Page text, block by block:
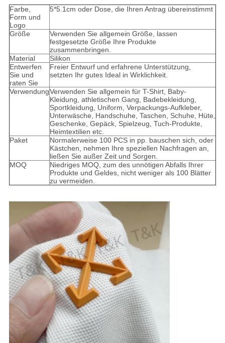
Farbe,
Form und
Logo
5*5.1cm oder Dose, die Ihren Antrag übereinstimmt
Größe
Verwenden Sie allgemein Größe, lassen
festgesetzte Größe Ihre Produkte
zusammenbringen.
Material
Silikon
Entwerfen
Sie und
raten Sie
Freier Entwurf und erfahrene Unterstützung,
setzten Ihr gutes Ideal in Wirklichkeit.
VerwendungVerwenden Sie allgemein für T-Shirt, Baby-
Kleidung, athletischen Gang, Badebekleidung,
Sportkleidung, Uniform, Verpackungs-Aufkleber,
Unterwäsche, Handschuhe, Taschen, Schuhe, Hüte,
Geschenke, Gepäck, Spielzeug, Tuch-Produkte,
Heimtextilien etc.
Paket
Normalerweise 100 PCS in pp. bauschen sich, oder
Kästchen, nehmen Ihre speziellen Nachfragen an,
ließen Sie außer Zeit und Sorgen.
MOQ
Niedriges MOQ, zum des unnötigen Abfalls Ihrer
Produkte und Geldes, nicht weniger als 100 Blätter
zu vermeiden.